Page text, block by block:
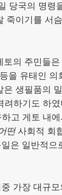
당국의 명령
죽이기를 서
의 주민들
을 유태인 의
생필품의
하기도 하
고 게토 내
떤사회적 회
은 일반적으
가장 대규